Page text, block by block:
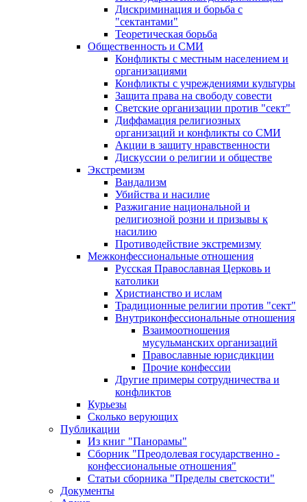
Дискриминация и борьба с
"сектантами"
Теоретическая борьба
Общественность и СМИ
Конфликты с местным населением и
организациями
Конфликты с учреждениями культуры
Защита права на свободу совести
Светские организации против "сект"
Диффамация религиозных
организаций и конфликты со СМИ
Акции в защиту нравственности
Дискуссии о религии и обществе
Экстремизм
Вандализм
Убийства и насилие
Разжигание национальной и
религиозной розни и призывы к
насилию
Противодействие экстремизму
Межконфессиональные отношения
Русская Православная Церковь и
католики
Христианство и ислам
Традиционные религии против "сект"
Внутриконфессиональные отношения
Взаимоотношения
мусульманских организаций
Православные юрисдикции
Прочие конфессии
Другие примеры сотрудничества и
конфликтов
Курьезы
Сколько верующих
Публикации
Из книг "Панорамы"
Сборник "Преодолевая государственно -
конфессиональные отношения"
Статьи сборника "Пределы светскости"
Документы